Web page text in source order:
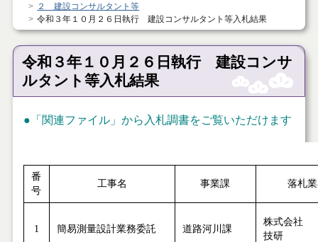
２ 建設コンサルタント等
令和３年１０月２６日執行 建設コンサルタント等入札結果
令和３年１０月２６日執行 建設コンサ
ルタント等入札結果
● 「関連ファイル」 から入札調書をご覧いただけます
番
号
工事名 事業課 落札
1 簡易測量設計業務委託 道路河川課
株式会社
技研